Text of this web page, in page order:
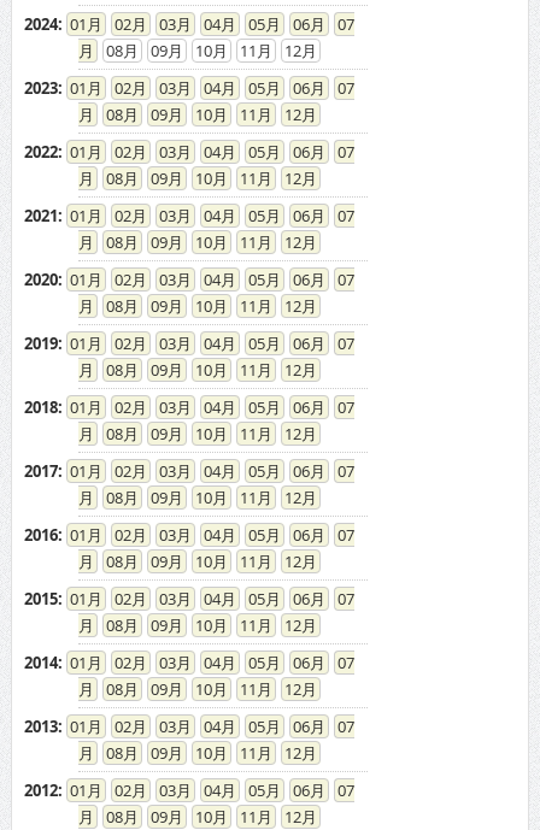
2024: 01 02 03 04 05 06
07
08
09 10 11
12
2023: 01 02 03 04 05 06
07
08
09 10 11
12
2022: 01 02 03 04 05 06
07
08
09 10 11
12
2021: 01 02 03 04 05 06
07
08
09 10 11
12
2020: 01 02 03 04 05 06
07
08
09 10 11
12
2019: 01 02 03 04 05 06
07
08
09 10 11
12
2018: 01 02 03 04 05 06
07
08
09 10 11
12
2017: 01 02 03 04 05 06
07
08
09 10 11
12
2016: 01 02 03 04 05 06
07
08
09 10 11
12
2015: 01 02 03 04 05 06
07
08
09 10 11
12
2014: 01 02 03 04 05 06
07
08
09 10 11
12
2013: 01 02 03 04 05 06
07
08
09 10 11
12
2012: 01 02 03 04 05 06
07
08
09 10 11
12